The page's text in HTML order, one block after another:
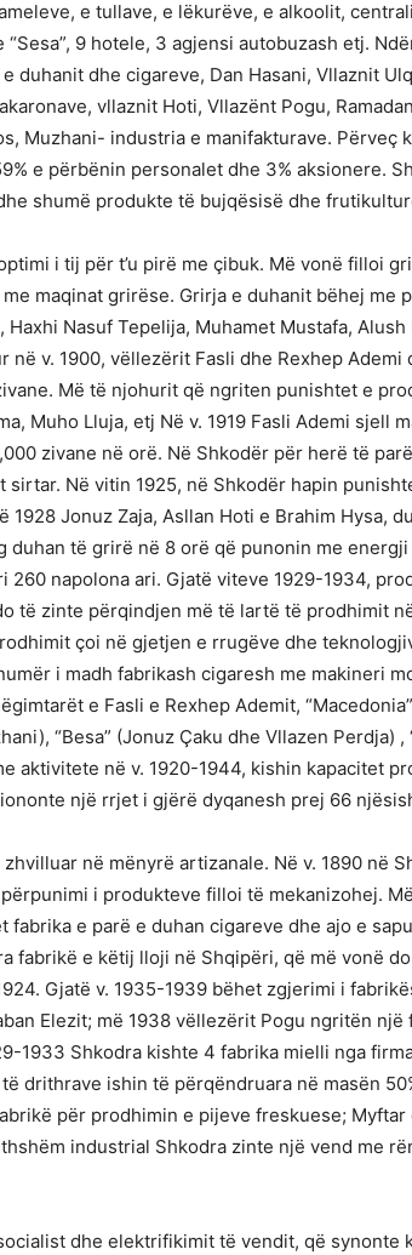
e tullave, e lëkurëve, e alkoolit,
9 hotele, 3 agjensi autobuzash etj.
duhanit dhe cigareve, Dan Hasani, Vllaznit
vllaznit Hoti, Vllazënt Pogu,
Muzhani- industria e manifakturave.
e përbënin personalet dhe 3% aksionere.
shumë produkte të bujqësisë dhe
i tij për t’u pirë me çibuk. Më vonë filloi
maqinat grirëse. Grirja e duhanit bëhej
Nasuf Tepelija, Muhamet Mustafa,
v. 1900, vëllezërit Fasli dhe Rexhep
Më të njohurit që ngriten punishtet e
Muho Lluja, etj Në v. 1919 Fasli Ademi sjell
zivane në orë. Në Shkodër për herë të
Në vitin 1925, në Shkodër hapin
Jonuz Zaja, Asllan Hoti e Brahim Hysa,
duhan të grirë në 8 orë që punonin me
napolona ari. Gjatë viteve 1929-1934,
të zinte përqindjen më të lartë të prodhimit
çoi në gjetjen e rrugëve dhe
i madh fabrikash cigaresh me makineri
e Fasli e Rexhep Ademit,
“Besa” (Jonuz Çaku dhe Vllazen Perdja) ,
aktivitete në v. 1920-1944, kishin kapacitet
një rrjet i gjërë dyqanesh prej 66
në mënyrë artizanale. Në v. 1890 në
i produkteve filloi të mekanizohej.
fabrika e parë e duhan cigareve dhe ajo e
fabrikë e këtij lloji në Shqipëri, që më vonë
Gjatë v. 1935-1939 bëhet zgjerimi i
Elezit; më 1938 vëllezërit Pogu ngritën
Shkodra kishte 4 fabrika mielli nga
drithrave ishin të përqëndruara në masën
për prodhimin e pijeve freskuese;
industrial Shkodra zinte një vend me
dhe elektrifikimit të vendit, që